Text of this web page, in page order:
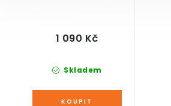
Skladem
1 090 Kč